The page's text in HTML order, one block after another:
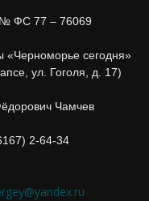
ФС 77 – 76069
«Черноморье сегодня»
ул. Гоголя, д. 17)
Чамчев
2-64-34